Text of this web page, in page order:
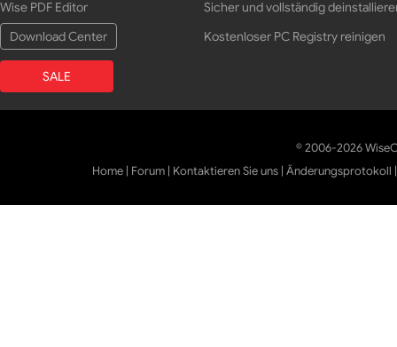
Wise PDF Editor
Download Center
SALE
Sicher und vollständig
Kostenloser PC Registry reinigen
© 2006-2026
Home | Forum | Kontaktieren Sie uns |Änderungsprotokoll